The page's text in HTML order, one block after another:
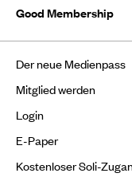
Good Membership
Der neue Medienpass
Mitglied werden
Login
E-Paper
Kostenloser Soli-